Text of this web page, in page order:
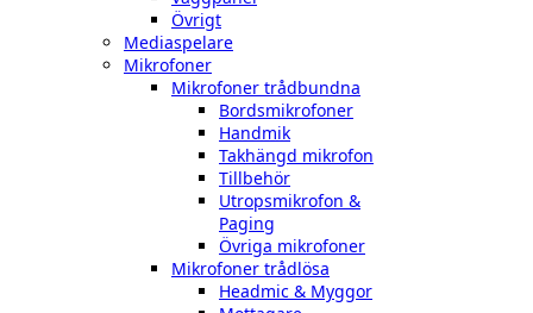
Övrigt
Mediaspelare
Mikrofoner
Mikrofoner trådbundna
Bordsmikrofoner
Handmik
Takhängd mikrofon
Tillbehör
Utropsmikrofon &
Paging
Övriga mikrofoner
Mikrofoner trådlösa
Headmic & Myggor